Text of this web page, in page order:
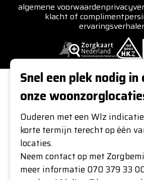
algemene voorwaarden
klacht of compliment
Snel een plek nodig in
onze
Ouderen met een Wlz
korte termijn terecht op één
locaties.
Neem contact op met
meer informatie 070 379 33